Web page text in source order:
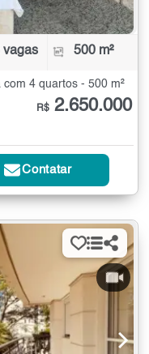
vagas 500 m²
4 quartos - 500 m²
R$ 2.650.000
Contatar